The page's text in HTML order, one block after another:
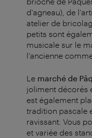
d'agneau), de
atelier de
petits sont
musicale sur le
l'ancienne
Le marché de
joliment décorés
est également
tradition pascale
ravissant. Vous
et variée des